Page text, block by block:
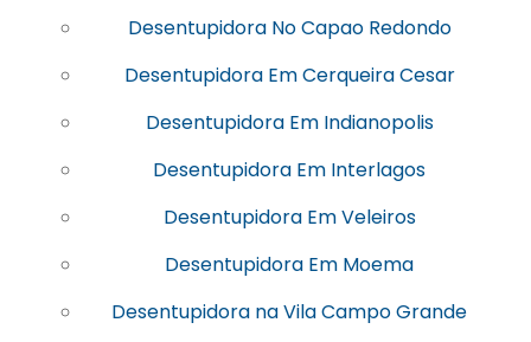
Desentupidora No Capao Redondo
Desentupidora Em Cerqueira Cesar
Desentupidora Em Indianopolis
Desentupidora Em Interlagos
Desentupidora Em Veleiros
Desentupidora Em Moema
Desentupidora na Vila Campo Grande